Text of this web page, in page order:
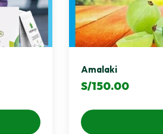
Amalaki
S/150.00